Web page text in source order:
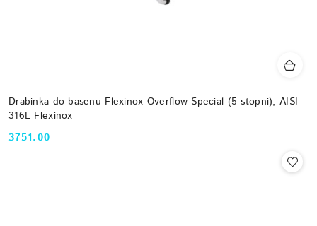
Drabinka do basenu Flexinox Overflow Special (5 stopni), AISI-
316L Flexinox
Cena:
3751.00